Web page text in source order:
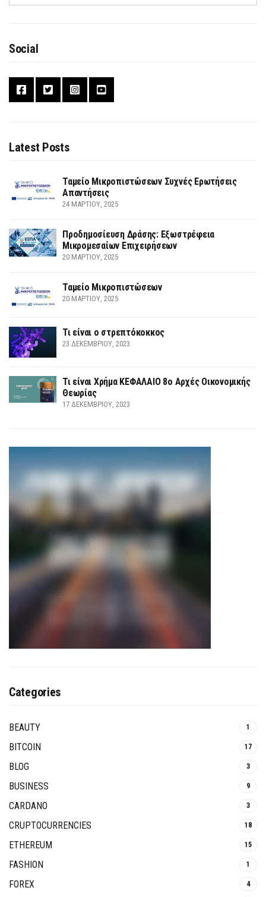
Social
Latest Posts
Ταμείο Μικροπιστώσεων Συχνές Ερωτήσεις
Απαντήσεις
24 ΜΑΡΤΊΟΥ, 2025
Προδημοσίευση Δράσης: Εξωστρέφεια
Μικρομεσαίων Επιχειρήσεων
20 ΜΑΡΤΊΟΥ, 2025
Ταμείο Μικροπιστώσεων
20 ΜΑΡΤΊΟΥ, 2025
Τι είναι ο στρεπτόκοκκος
23 ΔΕΚΕΜΒΡΊΟΥ, 2023
Τι είναι Χρήμα ΚΕΦΑΛΑΙΟ 8ο Αρχές Οικονομικής
Θεωρίας
17 ΔΕΚΕΜΒΡΊΟΥ, 2023
Categories
BEAUTY 1
BITCOIN 17
BLOG 3
BUSINESS 9
CARDANO 3
CRUPTOCURRENCIES 18
ETHEREUM 15
FASHION 1
FOREX 4